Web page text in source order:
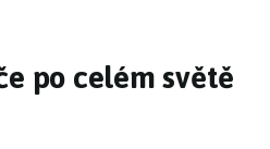
po celém světě